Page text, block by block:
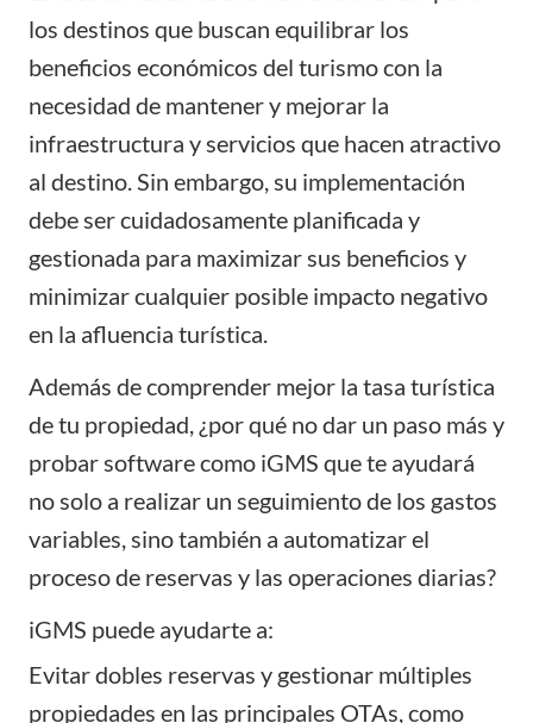
los destinos que buscan equilibrar los
beneficios económicos del turismo con la
necesidad de mantener y mejorar la
infraestructura y servicios que hacen atractivo
al destino. Sin embargo, su implementación
debe ser cuidadosamente planificada y
gestionada para maximizar sus beneficios y
minimizar cualquier posible impacto negativo
en la afluencia turística.
Además de comprender mejor la tasa turística
de tu propiedad, ¿por qué no dar un paso más y
probar software como iGMS que te ayudará
no solo a realizar un seguimiento de los gastos
variables, sino también a automatizar el
proceso de reservas y las operaciones diarias?
iGMS puede ayudarte a:
Evitar dobles reservas y gestionar múltiples
propiedades en las principales OTAs, como